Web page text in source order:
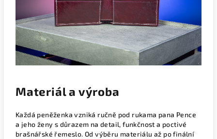
Materiál a výroba
Každá peněženka vzniká ručně pod rukama pana Pence
a jeho ženy s důrazem na detail, funkčnost a poctivé
brašnářské řemeslo. Od výběru materiálu až po finální